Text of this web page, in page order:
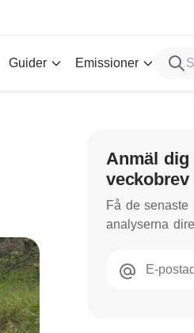
Guider Emissioner
Anmäl dig
veckobrev
Få de senaste
analyserna
E-